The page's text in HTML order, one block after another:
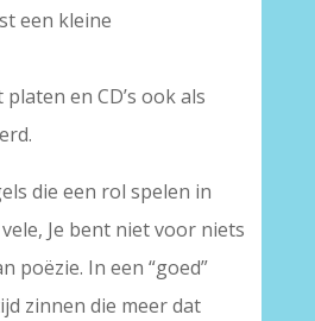
een kleine
en CD’s ook als
die een rol spelen in
Je bent niet voor niets
poëzie. In een “goed”
zinnen die meer dat